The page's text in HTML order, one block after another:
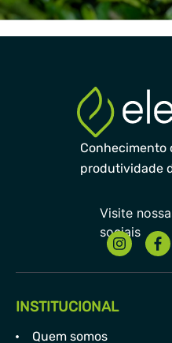
Conhecimento
produtividade
INSTITUCIONAL
Quem somos